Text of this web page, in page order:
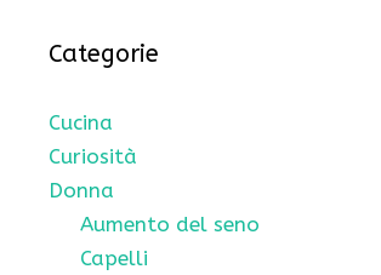
Categorie
Cucina
Curiosità
Donna
Aumento del seno
Capelli